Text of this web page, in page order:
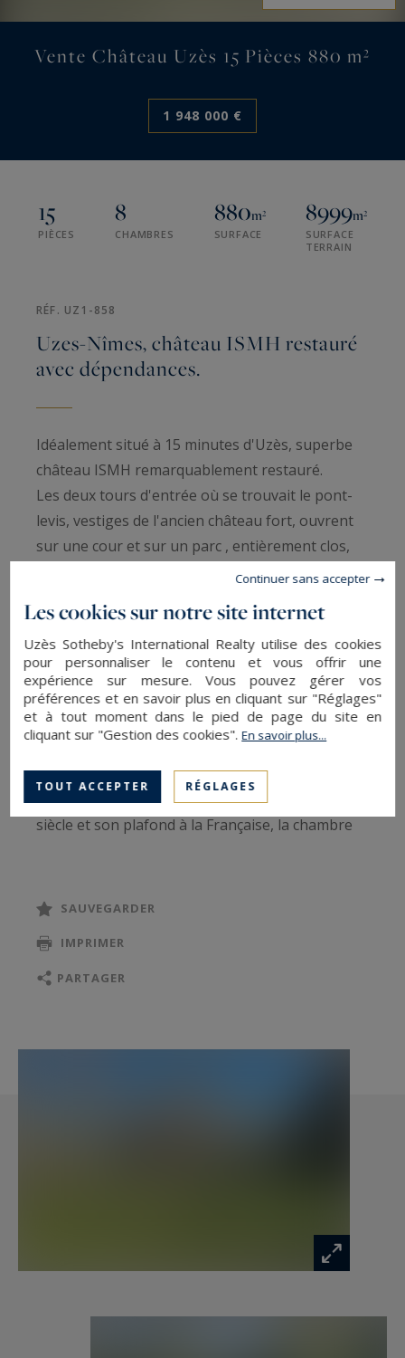
Vente Château Uzès 15 Pièces 880 m²
1 948 000 €
15
PIÈCES
8
CHAMBRES
880m²
SURFACE
8999m²
SURFACE
TERRAIN
RÉF. UZ1-858
Uzes-Nîmes, château ISMH restauré
avec dépendances.
Idéalement situé à 15 minutes d'Uzès, superbe
château ISMH remarquablement restauré.
Les deux tours d'entrée où se trouvait le pont-
levis, vestiges de l'ancien château fort, ouvrent
sur une cour et sur un parc , entièrement clos,
dont une partie constituée par les anciens
Datant des XIè, XIIIè, XVè siècles, il fût
entièrement remanié au XVII ème siècle, le
château développe une superficie d'environ
850m2 répartit sur trois niveaux. L'ancien donjon
abrite aujourd'hui, un escalier à balustres avec
chapiteaux, qui dessert, au premier niveau (
300m2),des pièces remarquables : le grand salon
doté d'une cheminée en bois datant du 17ème
siècle et son plafond à la Française, la chambre
Française, une salle à manger voûtée en plein
Le parc complantée d'essences rares, tels que
l'érable de Montpellier, accueille un labyrinthe de
hommage à Luis Baragan.
SAUVEGARDER
IMPRIMER
PARTAGER
Les cookies sur notre site internet
Uzès Sotheby's International Realty utilise des cookies
pour personnaliser le contenu et vous offrir une
expérience sur mesure. Vous pouvez gérer vos
préférences et en savoir plus en cliquant sur "Réglages"
et à tout moment dans le pied de page du site en
cliquant sur "Gestion des cookies".En savoir plus...
TOUT ACCEPTER RÉGLAGES
Continuer sans accepter